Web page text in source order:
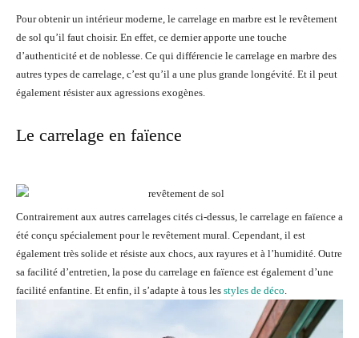
Pour obtenir un intérieur moderne, le carrelage en marbre est le revêtement
de sol qu’il faut choisir. En effet, ce dernier apporte une touche
d’authenticité et de noblesse. Ce qui différencie le carrelage en marbre des
autres types de carrelage, c’est qu’il a une plus grande longévité. Et il peut
également résister aux agressions exogènes.
Le carrelage en faïence
Contrairement aux autres carrelages cités ci-dessus, le carrelage en faïence a
été conçu spécialement pour le revêtement mural. Cependant, il est
également très solide et résiste aux chocs, aux rayures et à l’humidité. Outre
sa facilité d’entretien, la pose du carrelage en faïence est également d’une
facilité enfantine. Et enfin, il s’adapte à tous les styles de déco